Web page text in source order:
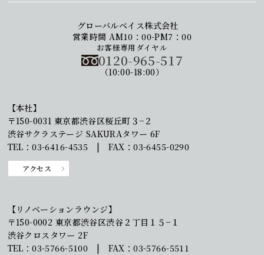
グローバルベイス株式会社
営業時間 AM10：00-PM7：00
お客様専用ダイヤル
0120-965-517
（10:00-18:00）
【本社】
〒150-0031 東京都渋谷区桜丘町３−２
渋谷サクラステージ SAKURAタワー 6F
TEL：03-6416-4535 | FAX：03-6455-0290
アクセス
【リノベーションラウンジ】
〒150-0002 東京都渋谷区渋谷２丁目１５−１
渋谷クロスタワー 2F
TEL：03-5766-5100 | FAX：03-5766-5511